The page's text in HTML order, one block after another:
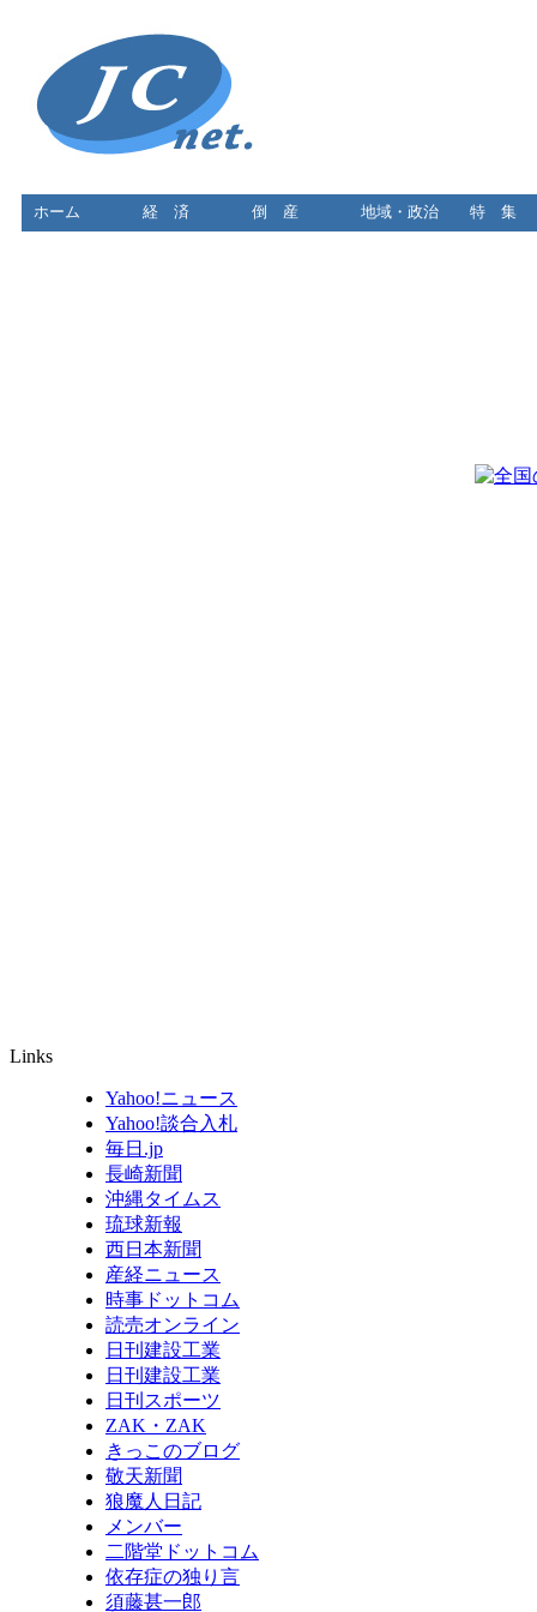
ホーム 経 済 倒 産 地域・政治 特 集
Links
Yahoo!ニュース
Yahoo!談合入札
毎日.jp
長崎新聞
沖縄タイムス
琉球新報
西日本新聞
産経ニュース
時事ドットコム
読売オンライン
日刊建設工業
日刊建設工業
日刊スポーツ
ZAK・ZAK
きっこのブログ
敬天新聞
狼魔人日記
メンバー
二階堂ドットコム
依存症の独り言
須藤甚一郎